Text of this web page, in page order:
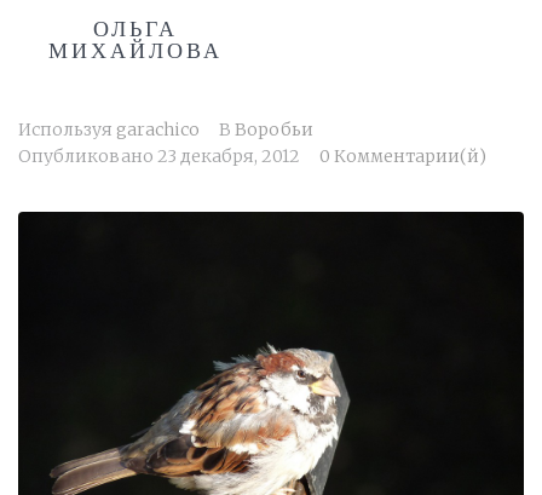
ОЛЬГА
МИХАЙЛОВА
Используя garachico В Воробьи
Опубликовано 23 декабря, 2012 0 Комментарии(й)